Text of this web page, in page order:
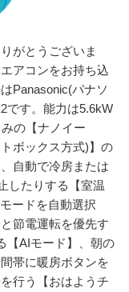
がとうございま
アコンをお持ち込
Panasonic(パナソ
です。能力は5.6kW
の【ナノイー
ボックス方式)】の
自動で冷房または
したりする【室温
ードを自動選択
節電運転を優先す
【AIモード】、朝の
帯に暖房ボタンを
行う【おはようチ